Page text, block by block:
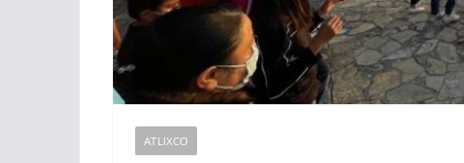
ATLIXCO